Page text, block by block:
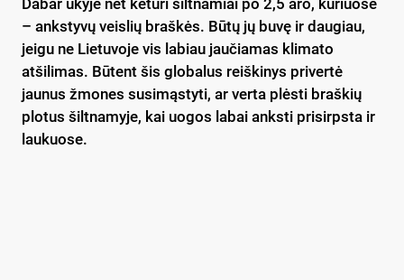
– ankstyvų veislių braškės. Būtų jų buvę ir daugiau,
jeigu ne Lietuvoje vis labiau jaučiamas klimato
atšilimas. Būtent šis globalus reiškinys privertė
jaunus žmones susimąstyti, ar verta plėsti braškių
plotus šiltnamyje, kai uogos labai anksti prisirpsta ir
laukuose.